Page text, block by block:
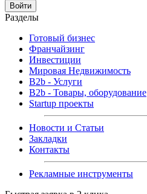
Войти
Разделы
Готовый бизнес
Франчайзинг
Инвестиции
Мировая Недвижимость
B2b - Услуги
B2b - Товары, оборудование
Startup проекты
Новости и Статьи
Закладки
Контакты
Рекламные инструменты